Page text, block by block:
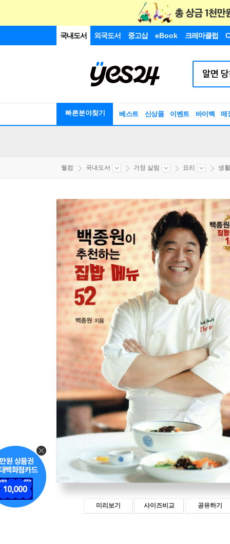
국내도서 외국도서 중고샵 eBook 크레마클럽
빠른분야찾기 베스트 신상품 이벤트 바이백 매
웰컴 국내도서 가정 살림 요리 생
미리보기 사이즈비교 공유하기